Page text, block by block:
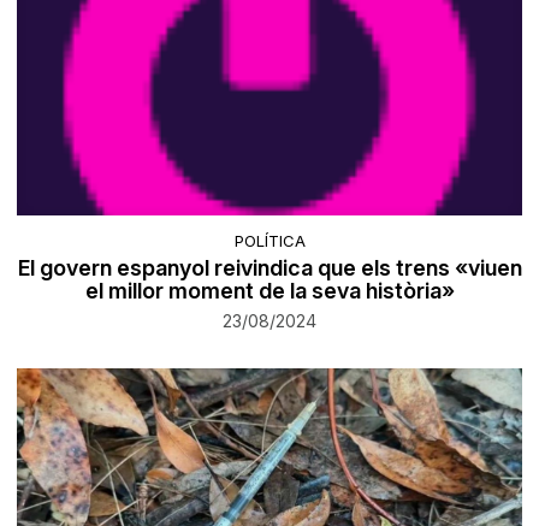
POLÍTICA
El govern espanyol reivindica que els trens «viuen
el millor moment de la seva història»
23/08/2024